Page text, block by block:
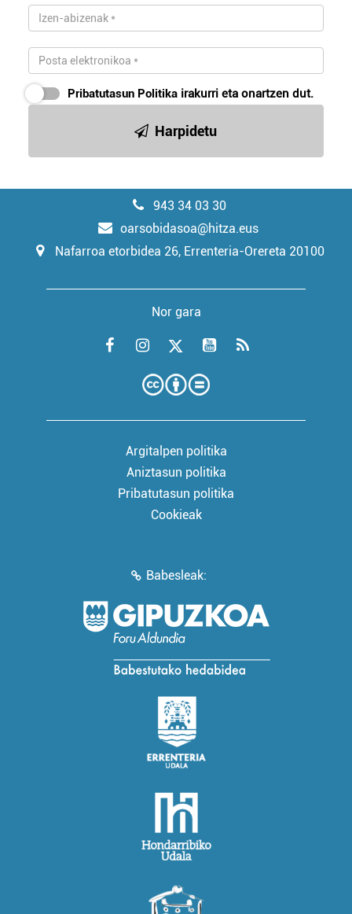
Pribatutasun Politika irakurri eta onartzen dut.
Harpidetu
943 34 03 30
oarsobidasoa@hitza.eus
Nafarroa etorbidea 26, Errenteria-Orereta 20100
Nor gara
Argitalpen politika
Aniztasun politika
Pribatutasun politika
Cookieak
Babesleak: